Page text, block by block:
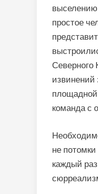
простое
Северного
извинений
площадной
команда с
не
каждый